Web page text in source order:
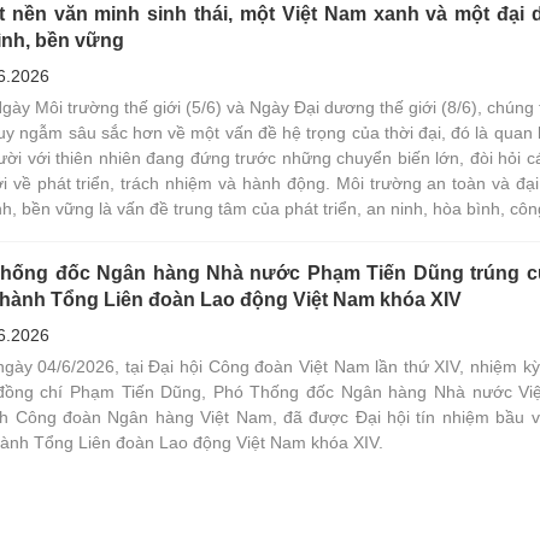
bối cảnh, khung pháp lý mới với trọng tâm là Luật Bảo vệ dữ liệu
đồng thời đề xuất mô hình quản trị gồm bốn trụ cột: Quản trị dữ
cá nhân, quản trị rủi ro công nghệ và bảo đảm an toàn thông tin
chống chịu vận hành. Trên cơ sở tham chiếu các chuẩn mực
ra định hướng triển khai phù hợp với điều kiện của các tổ chức tín
nền văn minh sinh thái, một Việt Nam xanh và một đại
bền vững
Môi trường thế giới (5/6) và Ngày Đại dương thế giới (8/6), chúng
ngẫm sâu sắc hơn về một vấn đề hệ trọng của thời đại, đó là quan
với thiên nhiên đang đứng trước những chuyển biến lớn, đòi hỏi
về phát triển, trách nhiệm và hành động. Môi trường an toàn và
bền vững là vấn đề trung tâm của phát triển, an ninh, hòa bình,
đốc Ngân hàng Nhà nước Phạm Tiến Dũng trúng
Tổng Liên đoàn Lao động Việt Nam khóa XIV
04/6/2026, tại Đại hội Công đoàn Việt Nam lần thứ XIV, nhiệm
chí Phạm Tiến Dũng, Phó Thống đốc Ngân hàng Nhà nước
Công đoàn Ngân hàng Việt Nam, đã được Đại hội tín nhiệm bầu
Tổng Liên đoàn Lao động Việt Nam khóa XIV.